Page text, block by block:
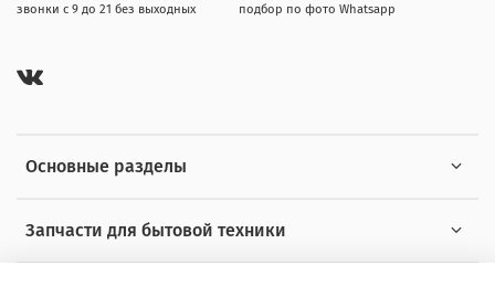
Основные разделы
Запчасти для бытовой техники
звонки с 9 до 21 без выходных подбор по фото Whatsapp